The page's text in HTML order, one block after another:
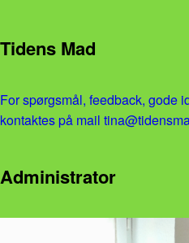
Tidens Mad
For spørgsmål, feedback, gode
kontaktes på mail
Administrator